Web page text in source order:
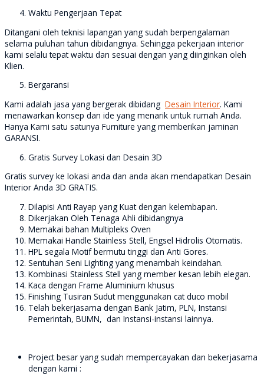
Waktu Pengerjaan Tepat
Ditangani oleh teknisi lapangan yang sudah berpengalaman
selama puluhan tahun dibidangnya. Sehingga pekerjaan interior
kami selalu tepat waktu dan sesuai dengan yang diinginkan oleh
Klien.
Bergaransi
Kami adalah jasa yang bergerak dibidang Desain Interior. Kami
menawarkan konsep dan ide yang menarik untuk rumah Anda.
Hanya Kami satu satunya Furniture yang memberikan jaminan
GARANSI.
Gratis Survey Lokasi dan Desain 3D
Gratis survey ke lokasi anda dan anda akan mendapatkan Desain
Interior Anda 3D GRATIS.
Dilapisi Anti Rayap yang Kuat dengan kelembapan.
Dikerjakan Oleh Tenaga Ahli dibidangnya
Memakai bahan Multipleks Oven
Memakai Handle Stainless Stell, Engsel Hidrolis Otomatis.
HPL segala Motif bermutu tinggi dan Anti Gores.
Sentuhan Seni Lighting yang menambah keindahan.
Kombinasi Stainless Stell yang member kesan lebih elegan.
Kaca dengan Frame Aluminium khusus
Finishing Tusiran Sudut menggunakan cat duco mobil
Telah bekerjasama dengan Bank Jatim, PLN, Instansi
Pemerintah, BUMN, dan Instansi-instansi lainnya.
Project besar yang sudah mempercayakan dan bekerjasama
dengan kami :